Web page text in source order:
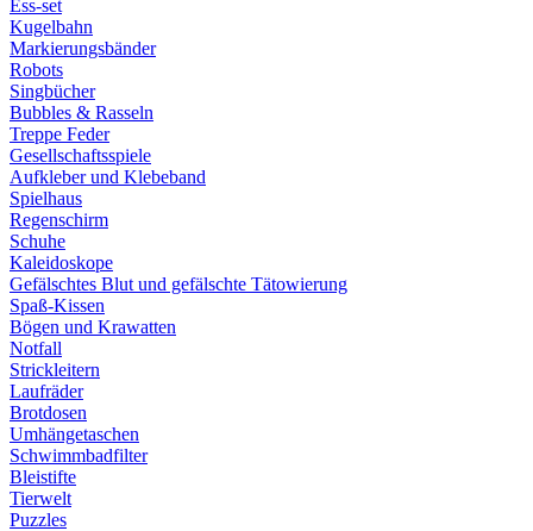
Ess-set
Kugelbahn
Markierungsbänder
Robots
Singbücher
Bubbles & Rasseln
Treppe Feder
Gesellschaftsspiele
Aufkleber und Klebeband
Spielhaus
Regenschirm
Schuhe
Kaleidoskope
Gefälschtes Blut und gefälschte Tätowierung
Spaß-Kissen
Bögen und Krawatten
Notfall
Strickleitern
Laufräder
Brotdosen
Umhängetaschen
Schwimmbadfilter
Bleistifte
Tierwelt
Puzzles